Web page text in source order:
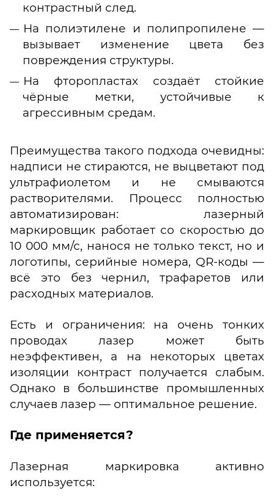
контрастный след.
На полиэтилене и полипропилене —
вызывает изменение цвета без
повреждения структуры.
На фторопластах создаёт стойкие
чёрные метки, устойчивые к
агрессивным средам.
Преимущества такого подхода очевидны:
надписи не стираются, не выцветают под
ультрафиолетом и не смываются
растворителями. Процесс полностью
автоматизирован: лазерный
маркировщик работает со скоростью до
10 000 мм/с, нанося не только текст, но и
логотипы, серийные номера, QR-коды —
всё это без чернил, трафаретов или
расходных материалов.
Есть и ограничения: на очень тонких
проводах лазер может быть
неэффективен, а на некоторых цветах
изоляции контраст получается слабым.
Однако в большинстве промышленных
случаев лазер — оптимальное решение.
Где применяется?
Лазерная маркировка активно
используется: